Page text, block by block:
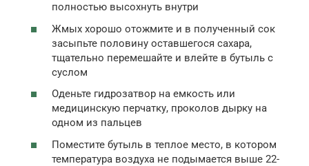
полностью высохнуть внутри
Жмых хорошо отожмите и в полученный сок
засыпьте половину оставшегося сахара,
тщательно перемешайте и влейте в бутыль с
суслом
Оденьте гидрозатвор на емкость или
медицинскую перчатку, проколов дырку на
одном из пальцев
Поместите бутыль в теплое место, в котором
температура воздуха не подымается выше 22-